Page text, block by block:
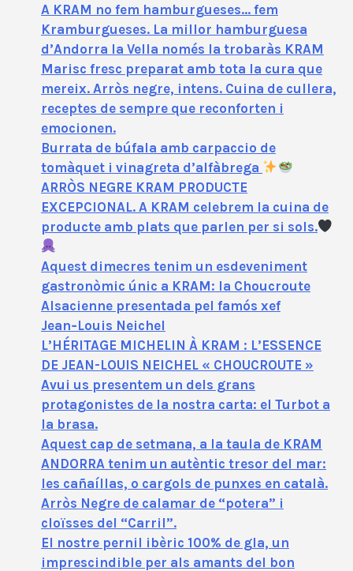
A KRAM no fem hamburgueses… fem
Kramburgueses. La millor hamburguesa
d’Andorra la Vella només la trobaràs KRAM
Marisc fresc preparat amb tota la cura que
mereix. Arròs negre, intens. Cuina de cullera,
receptes de sempre que reconforten i
emocionen.
Burrata de búfala amb carpaccio de
tomàquet i vinagreta d’alfàbrega
ARRÒS NEGRE KRAM PRODUCTE
EXCEPCIONAL. A KRAM celebrem la cuina de
producte amb plats que parlen per si sols.
Aquest dimecres tenim un esdeveniment
gastronòmic únic a KRAM: la Choucroute
Alsacienne presentada pel famós xef
Jean‑Louis Neichel
L’HÉRITAGE MICHELIN À KRAM : L’ESSENCE
DE JEAN-LOUIS NEICHEL « CHOUCROUTE »
Avui us presentem un dels grans
protagonistes de la nostra carta: el Turbot a
la brasa.
Aquest cap de setmana, a la taula de KRAM
ANDORRA tenim un autèntic tresor del mar:
les cañaíllas, o cargols de punxes en català.
Arròs Negre de calamar de “potera” i
cloïsses del “Carril”.
El nostre pernil ibèric 100% de gla, un
imprescindible per als amants del bon